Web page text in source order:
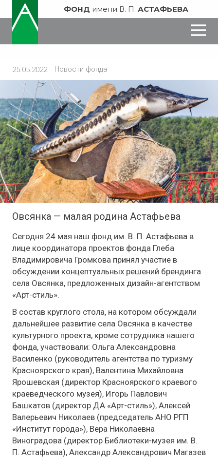
ФОНД имени В. П. АСТАФЬЕВА
25.05.2022 Новости фонда
Овсянка — малая родина Астафьева
Сегодня 24 мая наш фонд им. В. П. Астафьева в
лице координатора проектов фонда Глеба
Владимировича Громкова принял участие в
обсуждении концептуальных решений брендинга
села Овсянка, предложенных дизайн-агентством
«Арт-стиль».
В состав круглого стола, на котором обсуждали
дальнейшее развитие села Овсянка в качестве
культурного проекта, кроме сотрудника нашего
фонда, участвовали: Ольга Александровна
Василенко (руководитель агентства по туризму
Красноярского края), Валентина Михайловна
Ярошевская (директор Красноярского краевого
краеведческого музея), Игорь Павлович
Башкатов (директор ДА «Арт-стиль»), Алексей
Валерьевич Николаев (председатель АНО РГП
«Институт города»), Вера Николаевна
Виноградова (директор Библиотеки-музея им. В.
П. Астафьева), Александр Александрович Магазев